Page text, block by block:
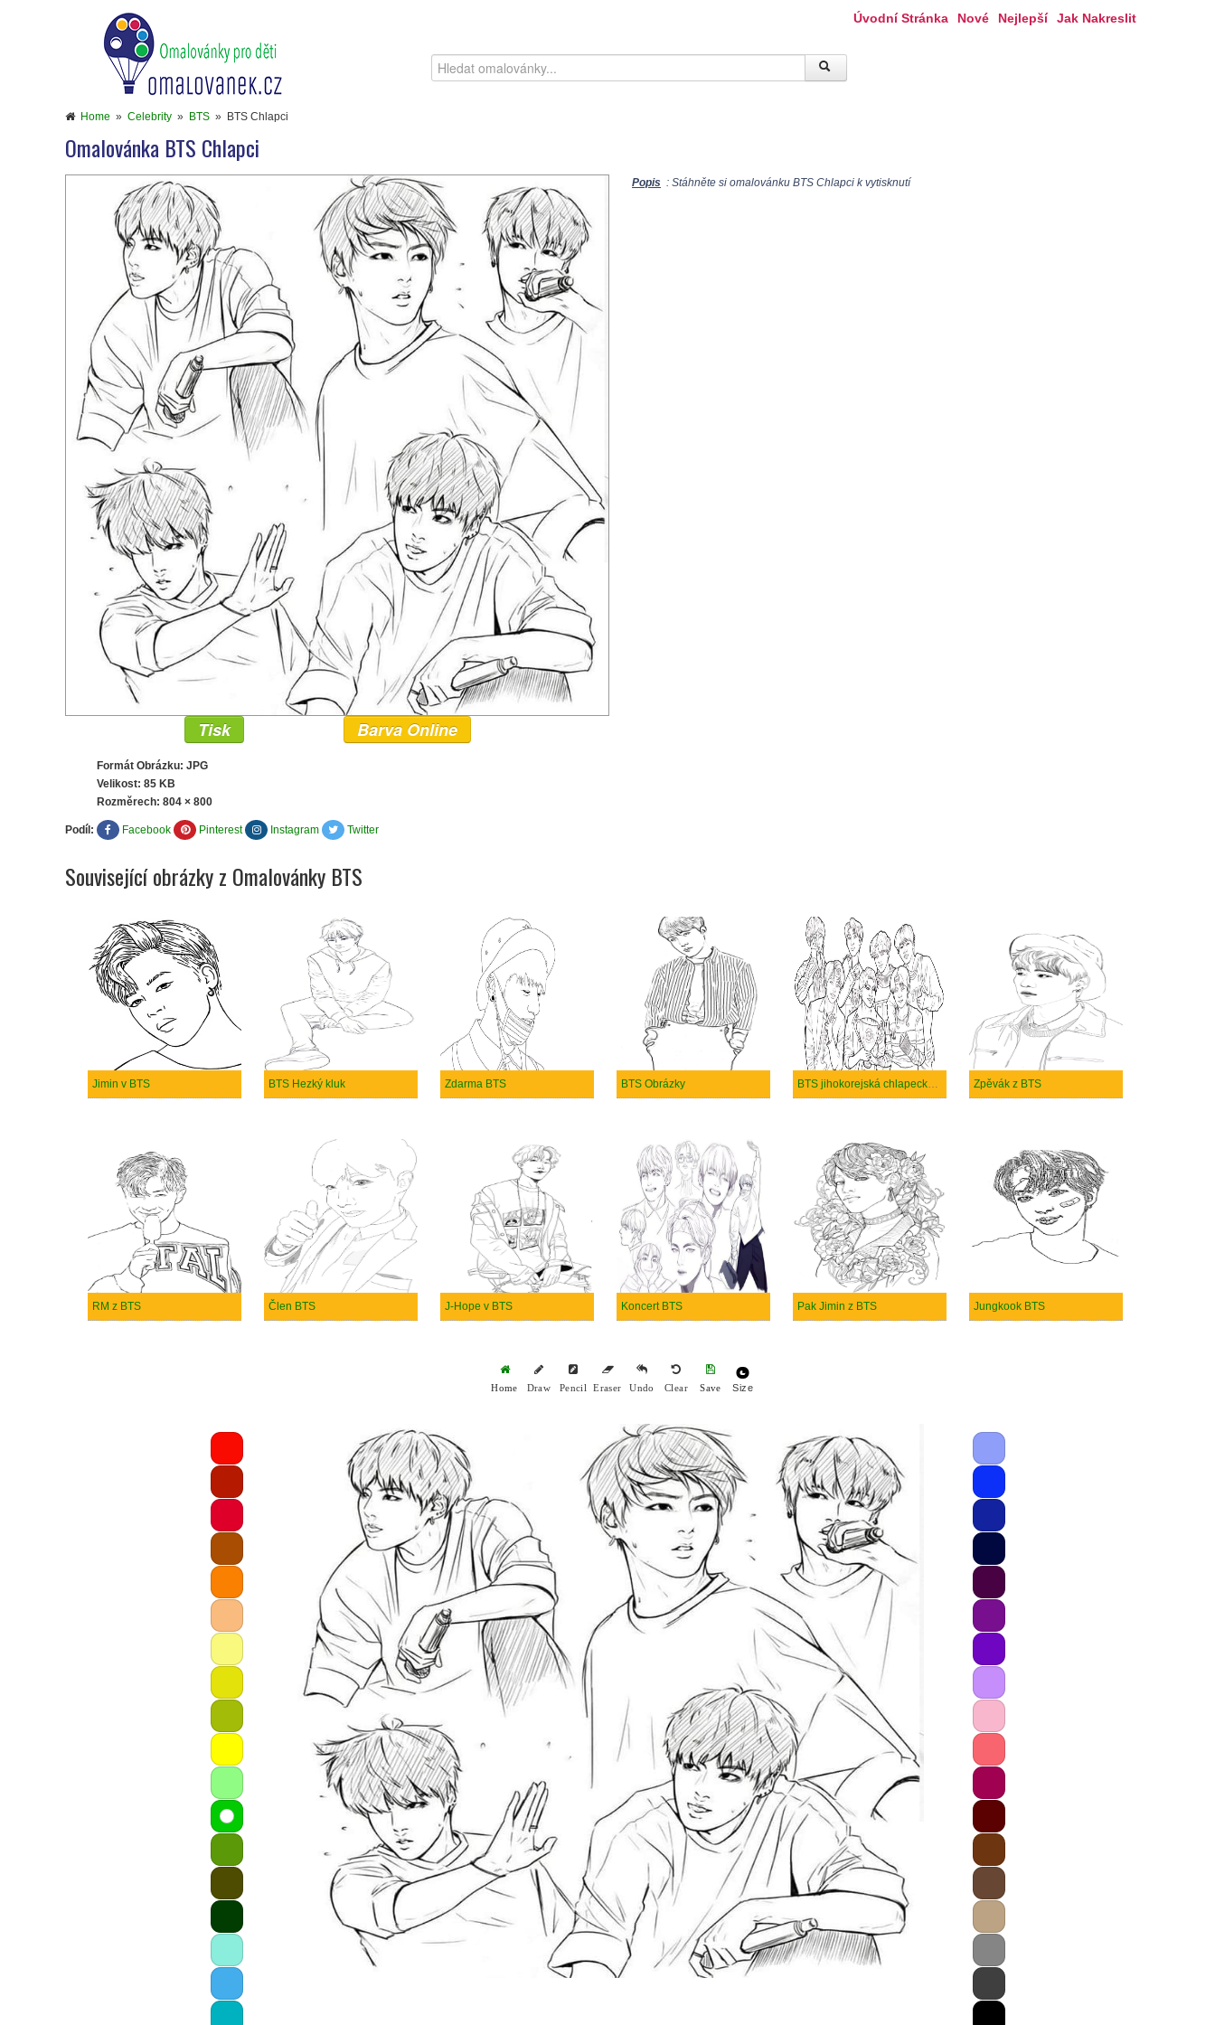
Úvodní Stránka Nové Nejlepší Jak Nakreslit
Home » Celebrity » BTS » BTS Chlapci
Omalovánka BTS Chlapci
Popis : Stáhněte si omalovánku BTS Chlapci k vytisknutí
Tisk Barva Online
Formát Obrázku: JPG
Velikost: 85 KB
Rozměrech: 804 × 800
Podíl: Facebook Pinterest Instagram Twitter
Související obrázky z Omalovánky BTS
Jimin v BTS BTS Hezký kluk Zdarma BTS BTS Obrázky BTS jihokorejská chlapecká skupina Zpěvák z BTS
RM z BTS Člen BTS J-Hope v BTS Koncert BTS Pak Jimin z BTS Jungkook BTS
Home Draw Pencil Eraser Undo Clear Save Size